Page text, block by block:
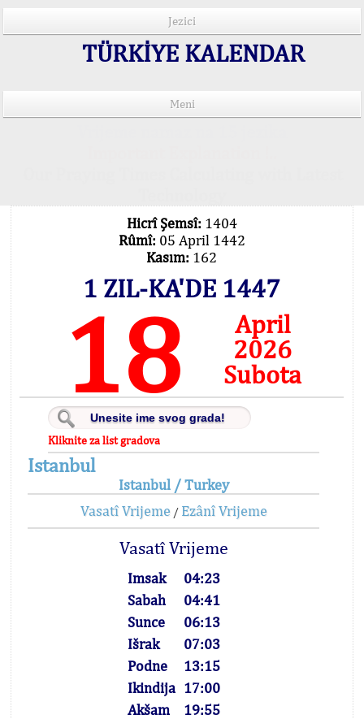
Jezici
TÜRKİYE KALENDAR
Meni
Hicrî Şemsî: 1404
Rûmî: 05 April 1442
Kasım: 162
1 ZIL-KA'DE 1447
18
April
2026
Subota
Kliknite za list gradova
Istanbul
Istanbul / Turkey
Vasatî Vrijeme/ Ezânî Vrijeme
Vasatî Vrijeme
Imsak
04:23
Sabah
04:41
Sunce
06:13
Išrak
07:03
Podne
13:15
Ikindija 17:00
Akšam
19:55